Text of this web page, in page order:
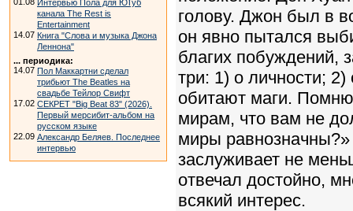
Интервью Пола для ЮТуб
канала The Rest is
Entertainment
14.07 Книга "Слова и музыка Джона
Леннона"
... периодика:
14.07 Пол Маккартни сделал
трибьют The Beatles на
свадьбе Тейлор Свифт
17.02 СЕКРЕТ "Big Beat 83" (2026).
Первый мерсибит-альбом на
русском языке
22.09 Александр Беляев. Последнее
интервью
голову. Джон был в
он явно пытался
благих побуждений,
три: 1) о личности;
обитают маги. Помню
мирам, что вам не
миры
заслуживает не
отвечал достойно,
всякий интерес.